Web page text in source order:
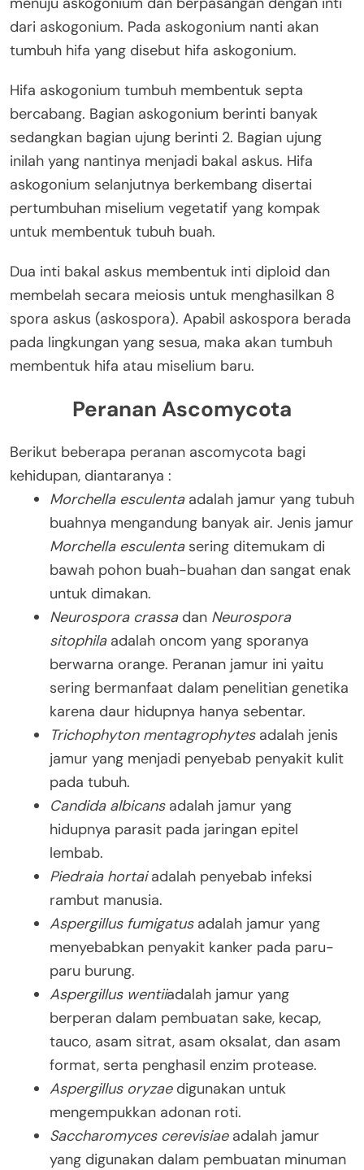
dari askogonium. Pada askogonium nanti akan
tumbuh hifa yang disebut hifa askogonium.
Hifa askogonium tumbuh membentuk septa
bercabang. Bagian askogonium berinti banyak
sedangkan bagian ujung berinti 2. Bagian ujung
inilah yang nantinya menjadi bakal askus. Hifa
askogonium selanjutnya berkembang disertai
pertumbuhan miselium vegetatif yang kompak
untuk membentuk tubuh buah.
Dua inti bakal askus membentuk inti diploid dan
membelah secara meiosis untuk menghasilkan 8
spora askus (askospora). Apabil askospora berada
pada lingkungan yang sesua, maka akan tumbuh
membentuk hifa atau miselium baru.
Peranan Ascomycota
Berikut beberapa peranan ascomycota bagi
kehidupan, diantaranya :
Morchella esculenta adalah jamur yang tubuh
buahnya mengandung banyak air. Jenis jamur
Morchella esculenta sering ditemukam di
bawah pohon buah-buahan dan sangat enak
untuk dimakan.
Neurospora crassadan Neurospora
sitophila adalah oncom yang sporanya
berwarna orange. Peranan jamur ini yaitu
sering bermanfaat dalam penelitian genetika
karena daur hidupnya hanya sebentar.
Trichophyton mentagrophytes adalah jenis
jamur yang menjadi penyebab penyakit kulit
pada tubuh.
Candida albicans adalah jamur yang
hidupnya parasit pada jaringan epitel
lembab.
Piedraia hortai adalah penyebab infeksi
rambut manusia.
Aspergillus fumigatusadalah jamur yang
menyebabkan penyakit kanker pada paru-
paru burung.
Aspergillus wentiiadalah jamur yang
berperan dalam pembuatan sake, kecap,
tauco, asam sitrat, asam oksalat, dan asam
format, serta penghasil enzim protease.
Aspergillus oryzaedigunakan untuk
mengempukkan adonan roti.
Saccharomyces cerevisiaeadalah jamur
yang digunakan dalam pembuatan minuman